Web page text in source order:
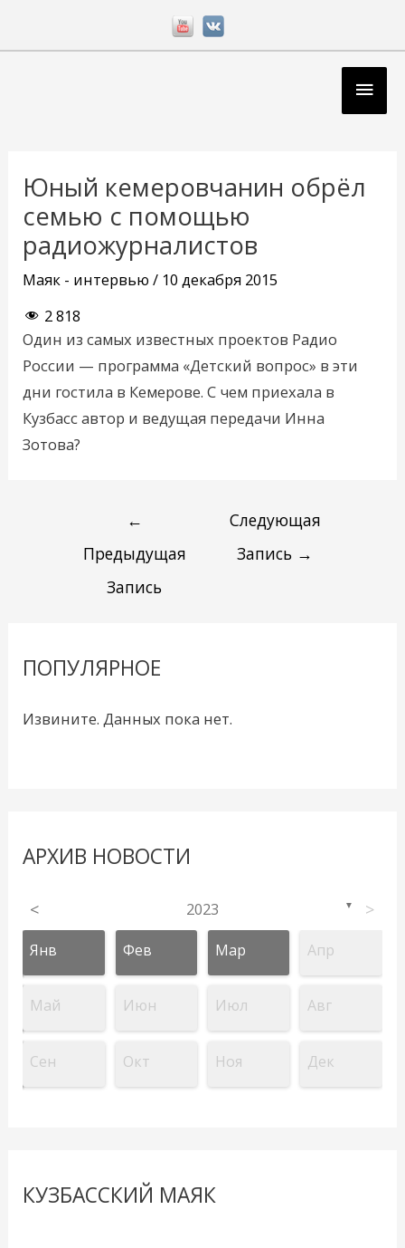
Юный кемеровчанин обрёл
семью с помощью
радиожурналистов
Маяк - интервью / 10 декабря 2015
2 818
Один из самых известных проектов Радио
России — программа «Детский вопрос» в эти
дни гостила в Кемерове. С чем приехала в
Кузбасс автор и ведущая передачи Инна
Зотова?
записям
←
Предыдущая
Запись
Следующая
Запись →
ПОПУЛЯРНОЕ
Извините. Данных пока нет.
АРХИВ НОВОСТИ
< 2023 ▼ >
Янв Фев Мар Апр
Май Июн Июл Авг
Сен Окт Ноя Дек
КУЗБАССКИЙ МАЯК